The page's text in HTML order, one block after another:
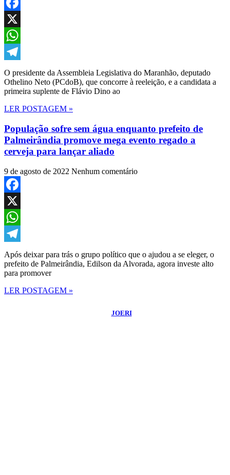
Facebook
X
WhatsApp
Telegram
O presidente da Assembleia Legislativa do Maranhão, deputado
Othelino Neto (PCdoB), que concorre à reeleição, e a candidata a
primeira suplente de Flávio Dino ao
LER POSTAGEM »
População sofre sem água enquanto prefeito de
Palmeirândia promove mega evento regado a
cerveja para lançar aliado
9 de agosto de 2022 Nenhum comentário
Facebook
X
WhatsApp
Telegram
Após deixar para trás o grupo político que o ajudou a se eleger, o
prefeito de Palmeirândia, Edilson da Alvorada, agora investe alto
para promover
LER POSTAGEM »
JOERI